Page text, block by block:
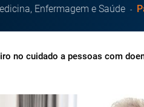
Enfermagem e Saúde
no cuidado a pessoas com